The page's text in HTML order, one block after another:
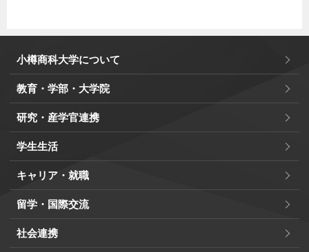
小樽商科大学について
教育・学部・大学院
研究・産学官連携
学生生活
キャリア・就職
留学・国際交流
社会連携